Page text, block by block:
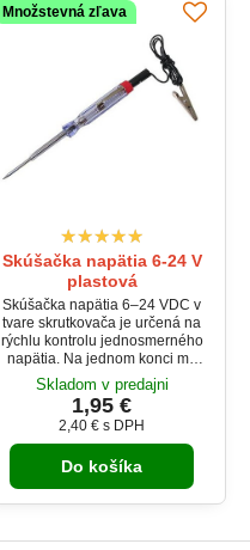
Množstevná zľava
Skúšačka napätia 6-24 V
plastová
Skúšačka napätia 6–24 VDC v
tvare skrutkovača je určená na
rýchlu kontrolu jednosmerného
napätia. Na jednom konci má
ostrý hrot pre pohodlné meranie.
Na opačnej strane sa nachádza
banánik konektor s krokosvorkou
na kábli s dĺžkou 40 cm. Indikáciu
prítomného napätia zabezpečuje
tlejivka.
Skladom v predajni
1,95 €
2,40 € s DPH
Do košíka